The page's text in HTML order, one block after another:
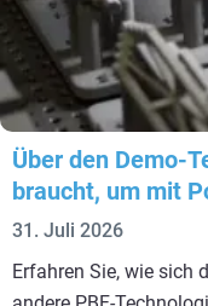
Über den Demo-
braucht, um mit
31. Juli 2026
Erfahren Sie, wie sich